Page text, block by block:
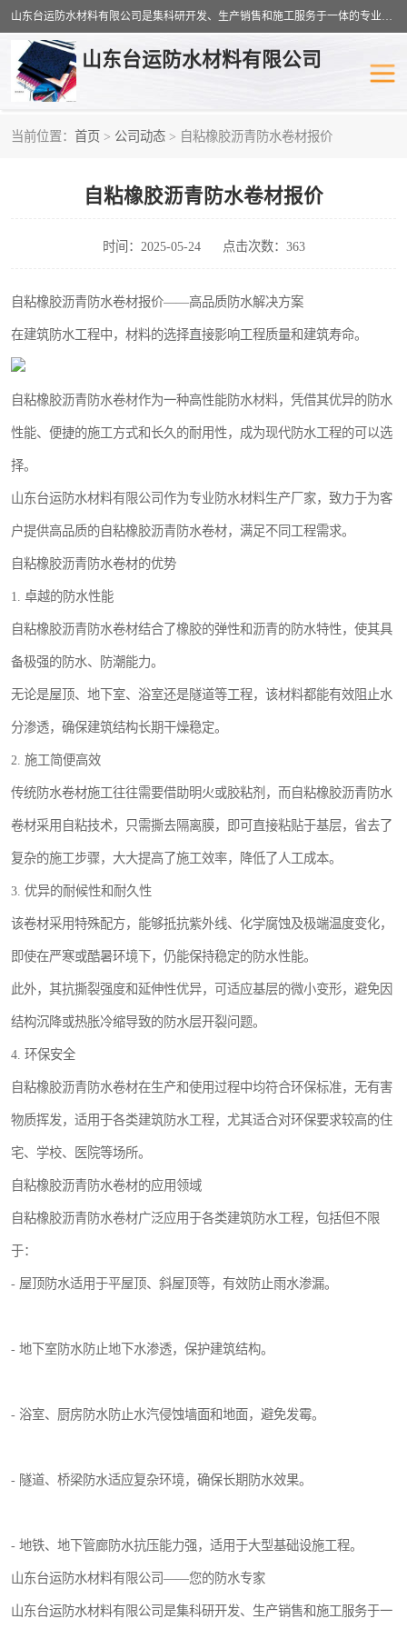
山东台运防水材料有限公司是集科研开发、生产销售和施工服务于一体的专业化防水材料厂家，公司拥有雄厚的研制生产实力和丰富的实际施工经验，在防水材料及施工行业拥有广泛的信誉；公司主要产品有：耐根穿刺SBS防水卷材,自粘型防水卷材,耐水型防水卷材,聚乙烯丙涤纶高分子防水卷材,自粘橡胶沥青防水卷材等。
山东台运防水材料有限公司
当前位置： 首页 > 公司动态 > 自粘橡胶沥青防水卷材报价
自粘橡胶沥青防水卷材报价
时间：2025-05-24 点击次数：363
自粘橡胶沥青防水卷材报价——高品质防水解决方案
在建筑防水工程中，材料的选择直接影响工程质量和建筑寿命。
自粘橡胶沥青防水卷材作为一种高性能防水材料，凭借其优异的防水
性能、便捷的施工方式和长久的耐用性，成为现代防水工程的可以选
择。
山东台运防水材料有限公司作为专业防水材料生产厂家，致力于为客
户提供高品质的自粘橡胶沥青防水卷材，满足不同工程需求。
自粘橡胶沥青防水卷材的优势
1. 卓越的防水性能
自粘橡胶沥青防水卷材结合了橡胶的弹性和沥青的防水特性，使其具
备极强的防水、防潮能力。
无论是屋顶、地下室、浴室还是隧道等工程，该材料都能有效阻止水
分渗透，确保建筑结构长期干燥稳定。
2. 施工简便高效
传统防水卷材施工往往需要借助明火或胶粘剂，而自粘橡胶沥青防水
卷材采用自粘技术，只需撕去隔离膜，即可直接粘贴于基层，省去了
复杂的施工步骤，大大提高了施工效率，降低了人工成本。
3. 优异的耐候性和耐久性
该卷材采用特殊配方，能够抵抗紫外线、化学腐蚀及极端温度变化，
即使在严寒或酷暑环境下，仍能保持稳定的防水性能。
此外，其抗撕裂强度和延伸性优异，可适应基层的微小变形，避免因
结构沉降或热胀冷缩导致的防水层开裂问题。
4. 环保安全
自粘橡胶沥青防水卷材在生产和使用过程中均符合环保标准，无有害
物质挥发，适用于各类建筑防水工程，尤其适合对环保要求较高的住
宅、学校、医院等场所。
自粘橡胶沥青防水卷材的应用领域
自粘橡胶沥青防水卷材广泛应用于各类建筑防水工程，包括但不限
于：
- 屋顶防水适用于平屋顶、斜屋顶等，有效防止雨水渗漏。
- 地下室防水防止地下水渗透，保护建筑结构。
- 浴室、厨房防水防止水汽侵蚀墙面和地面，避免发霉。
- 隧道、桥梁防水适应复杂环境，确保长期防水效果。
- 地铁、地下管廊防水抗压能力强，适用于大型基础设施工程。
山东台运防水材料有限公司——您的防水专家
山东台运防水材料有限公司是集科研开发、生产销售和施工服务于一
工农业塑料 SBS防水卷材
自粘型防水卷材 耐水型防水卷材
高分子防水卷材 自粘橡胶沥青防水卷材
聚乙烯丙纶复合防水卷材 聚氯乙烯防水卷材